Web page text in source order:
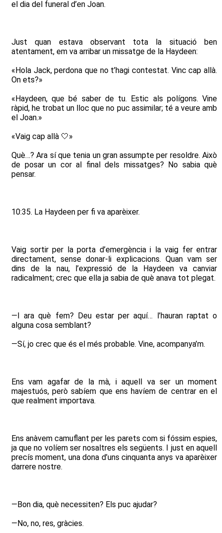
el dia del funeral d’en Joan.
Just quan estava observant tota la situació ben
atentament, em va arribar un missatge de la Haydeen:
«Hola Jack, perdona que no t’hagi contestat. Vinc cap allà.
On ets?»
«Haydeen, que bé saber de tu. Estic als polígons. Vine
ràpid, he trobat un lloc que no puc assimilar; té a veure amb
el Joan.»
«Vaig cap allà 🤍»
Què…? Ara sí que tenia un gran assumpte per resoldre. Això
de posar un cor al final dels missatges? No sabia què
pensar.
10:35. La Haydeen per fi va aparèixer.
Vaig sortir per la porta d’emergència i la vaig fer entrar
directament, sense donar-li explicacions. Quan vam ser
dins de la nau, l’expressió de la Haydeen va canviar
radicalment; crec que ella ja sabia de què anava tot plegat.
—I ara què fem? Deu estar per aquí… l’hauran raptat o
alguna cosa semblant?
—Sí, jo crec que és el més probable. Vine, acompanya’m.
Ens vam agafar de la mà, i aquell va ser un moment
majestuós, però sabíem que ens havíem de centrar en el
que realment importava.
Ens anàvem camuflant per les parets com si fóssim espies,
ja que no volíem ser nosaltres els següents. I just en aquell
precís moment, una dona d’uns cinquanta anys va aparèixer
darrere nostre.
—Bon dia, què necessiten? Els puc ajudar?
—No, no, res, gràcies.